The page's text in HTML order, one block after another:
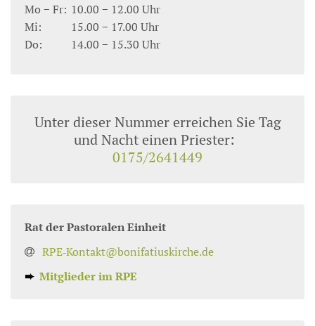
Mo − Fr: 10.00 − 12.00 Uhr
Mi:
15.00 − 17.00 Uhr
Do:
14.00 − 15.30 Uhr
Unter dieser Nummer erreichen Sie Tag
und Nacht einen Priester:
0175/2641449
Rat der Pastoralen Einheit
RPE‑Kontakt@bonifatiuskirche.de
➨ Mitglieder im RPE